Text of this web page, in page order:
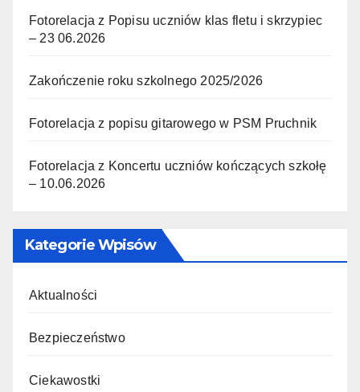
Fotorelacja z Popisu uczniów klas fletu i skrzypiec
– 23 06.2026
Zakończenie roku szkolnego 2025/2026
Fotorelacja z popisu gitarowego w PSM Pruchnik
Fotorelacja z Koncertu uczniów kończących szkołę
– 10.06.2026
Kategorie Wpisów
Aktualności
Bezpieczeństwo
Ciekawostki